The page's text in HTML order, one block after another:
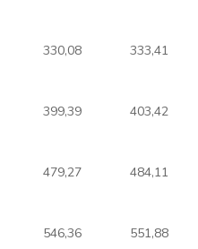
330,08 333,41
399,39 403,42
479,27 484,11
546,36 551,88